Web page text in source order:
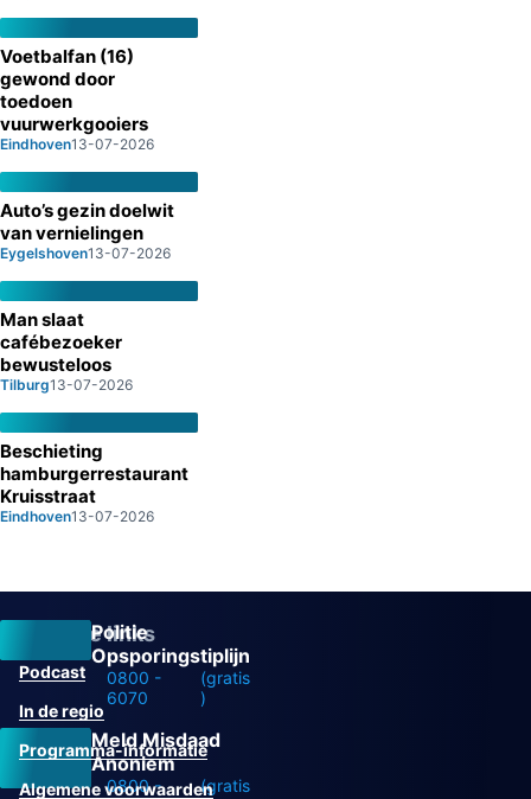
Voetbalfan (16)
gewond door
toedoen
vuurwerkgooiers
Eindhoven13-07-2026
Auto’s gezin doelwit
van vernielingen
Eygelshoven13-07-2026
Man slaat
cafébezoeker
bewusteloos
Tilburg13-07-2026
Beschieting
hamburgerrestaurant
Kruisstraat
Eindhoven13-07-2026
Politie
Opsporingstiplijn
0800 -
6070
(gratis
)
Meld Misdaad
Anoniem
0800 -
(gratis
Overige links
Podcast
In de regio
Programma-informatie
Algemene voorwaarden